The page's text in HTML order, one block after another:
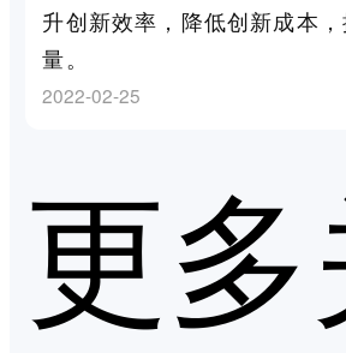
升创新效率，降低创新成本
量。
2022-02-25
更